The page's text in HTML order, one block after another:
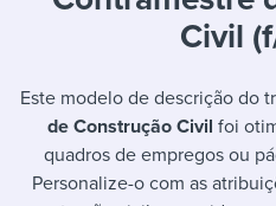
I NEED
Working
Job
I’m a
I WANT TO
Civil
Este modelo de descrição do
de Construção Civil foi
quadros de empregos ou
Personalize-o com as